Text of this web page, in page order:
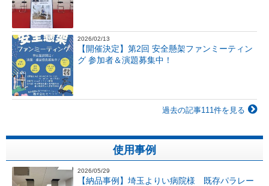
2026/02/13
【開催決定】第2回 安全懸架ファンミーティン
グ 参加者＆演題募集中！
過去の記事111件を見る
使用事例
2026/05/29
【納品事例】埼玉よりい病院様 既存パラレー